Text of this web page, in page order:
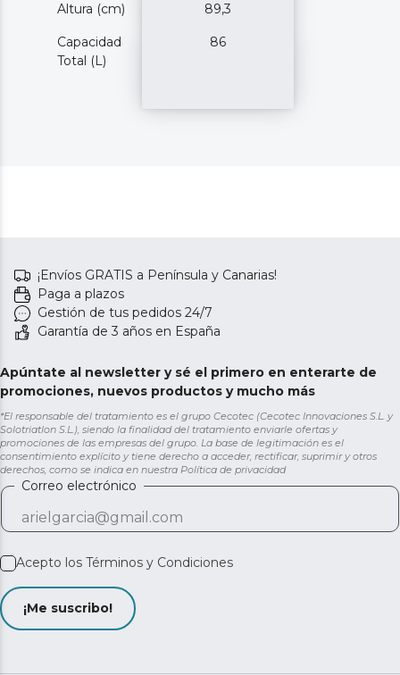
Altura (cm) 89,3
Capacidad
Total (L)
86
¡Envíos GRATIS a Península y Canarias!
Paga a plazos
Gestión de tus pedidos 24/7
Garantía de 3 años en España
Apúntate al newsletter y sé el primero en enterarte de
promociones, nuevos productos y mucho más
*El responsable del tratamiento es el grupo Cecotec (Cecotec Innovaciones S.L. y
Solotriatlon S.L.), siendo la finalidad del tratamiento enviarle ofertas y
promociones de las empresas del grupo. La base de legitimación es el
consentimiento explícito y tiene derecho a acceder, rectificar, suprimir y otros
derechos, como se indica en nuestra Política de privacidad
Correo electrónico
Acepto los Términos y Condiciones
¡Me suscribo!